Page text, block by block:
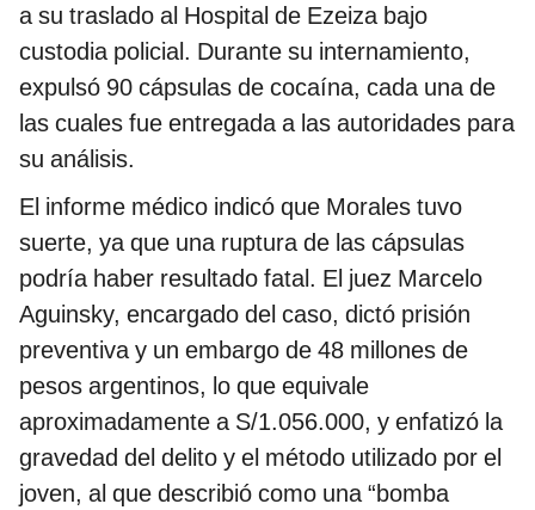
a su traslado al Hospital de Ezeiza bajo
custodia policial. Durante su internamiento,
expulsó 90 cápsulas de cocaína, cada una de
las cuales fue entregada a las autoridades para
su análisis.
El informe médico indicó que Morales tuvo
suerte, ya que una ruptura de las cápsulas
podría haber resultado fatal. El juez Marcelo
Aguinsky, encargado del caso, dictó prisión
preventiva y un embargo de 48 millones de
pesos argentinos, lo que equivale
aproximadamente a S/1.056.000, y enfatizó la
gravedad del delito y el método utilizado por el
joven, al que describió como una “bomba